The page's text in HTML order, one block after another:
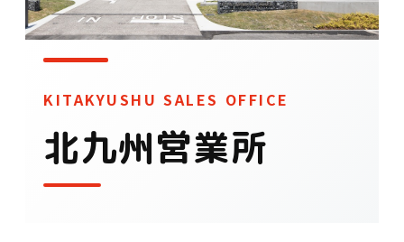
KITAKYUSHU SALES OFFICE
北九州営業所